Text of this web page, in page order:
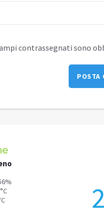
contrassegnati sono